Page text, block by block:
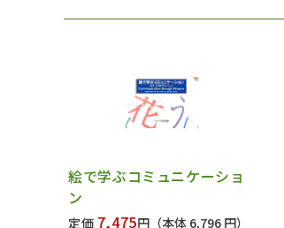
絵で学ぶコミュニケーショ
ン
定価 7,475円 （本体 6,796 円）